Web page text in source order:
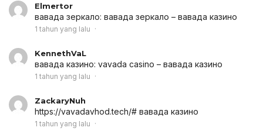
Elmertor
вавада зеркало: вавада зеркало – вавада казино
1 tahun yang lalu
KennethVaL
вавада казино: vavada casino – вавада казино
1 tahun yang lalu
ZackaryNuh
https://vavadavhod.tech/# вавада казино
1 tahun yang lalu